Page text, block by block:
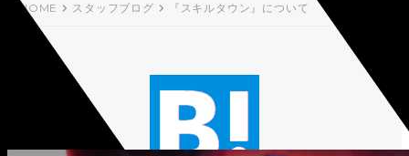
HOME スタッフブログ 『スキルタウン』について